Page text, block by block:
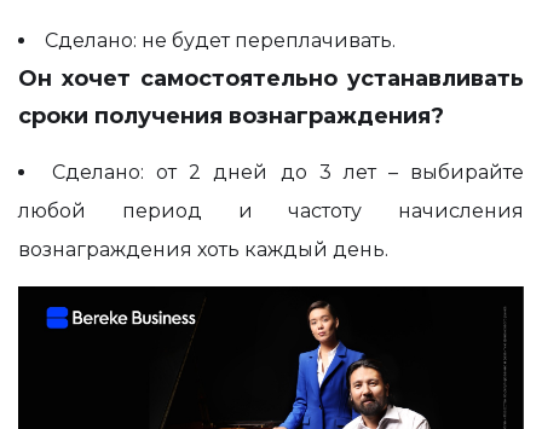
Сделано: не будет переплачивать.
Он хочет самостоятельно устанавливать
сроки получения вознаграждения?
Сделано: от 2 дней до 3 лет – выбирайте
любой период и частоту начисления
вознаграждения хоть каждый день.